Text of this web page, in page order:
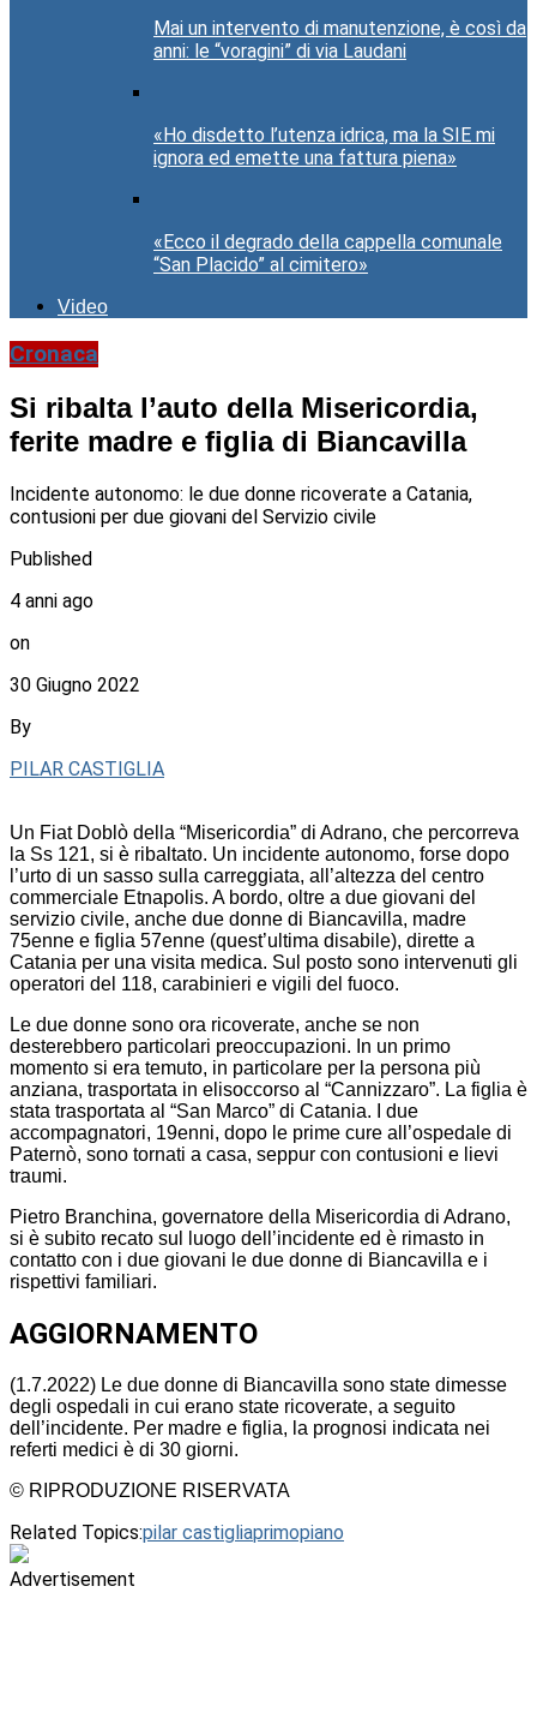
Mai un intervento di manutenzione, è così da
anni: le “voragini” di via Laudani
«Ho disdetto l’utenza idrica, ma la SIE mi
ignora ed emette una fattura piena»
«Ecco il degrado della cappella comunale
“San Placido” al cimitero»
Video
Cronaca
Si ribalta l’auto della Misericordia,
ferite madre e figlia di Biancavilla
Incidente autonomo: le due donne ricoverate a Catania,
contusioni per due giovani del Servizio civile
Published
4 anni ago
on
30 Giugno 2022
By
PILAR CASTIGLIA
Un Fiat Doblò della “Misericordia” di Adrano, che percorreva
la Ss 121, si è ribaltato. Un incidente autonomo, forse dopo
l’urto di un sasso sulla carreggiata, all’altezza del centro
commerciale Etnapolis. A bordo, oltre a due giovani del
servizio civile, anche due donne di Biancavilla, madre
75enne e figlia 57enne (quest’ultima disabile), dirette a
Catania per una visita medica. Sul posto sono intervenuti gli
operatori del 118, carabinieri e vigili del fuoco.
Le due donne sono ora ricoverate, anche se non
desterebbero particolari preoccupazioni. In un primo
momento si era temuto, in particolare per la persona più
anziana, trasportata in elisoccorso al “Cannizzaro”. La figlia è
stata trasportata al “San Marco” di Catania. I due
accompagnatori, 19enni, dopo le prime cure all’ospedale di
Paternò, sono tornati a casa, seppur con contusioni e lievi
traumi.
Pietro Branchina, governatore della Misericordia di Adrano,
si è subito recato sul luogo dell’incidente ed è rimasto in
contatto con i due giovani le due donne di Biancavilla e i
rispettivi familiari.
AGGIORNAMENTO
(1.7.2022) Le due donne di Biancavilla sono state dimesse
degli ospedali in cui erano state ricoverate, a seguito
dell’incidente. Per madre e figlia, la prognosi indicata nei
referti medici è di 30 giorni.
© RIPRODUZIONE RISERVATA
Related Topics:pilar castigliaprimopiano
Advertisement